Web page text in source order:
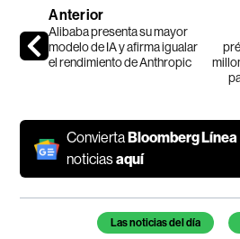
Anterior
Alibaba presenta su mayor
modelo de IA y afirma igualar
el rendimiento de Anthropic
Convierta Bloomberg Línea
noticiasaquí
Temas de este artículo
Las noticias del día